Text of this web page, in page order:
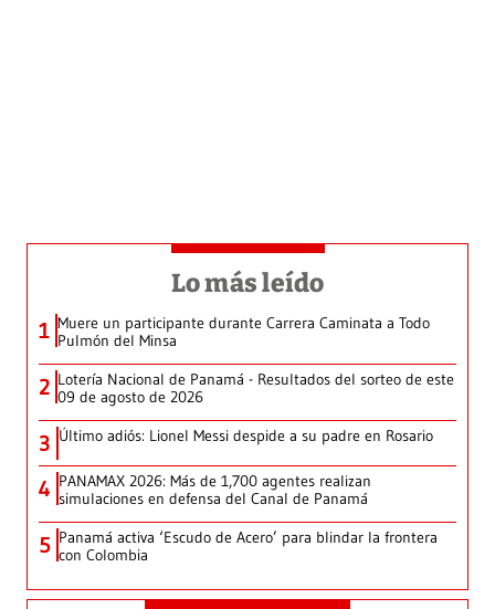
Lo más leído
1 Muere un participante durante Carrera Caminata a Todo
Pulmón del Minsa
2 Lotería Nacional de Panamá - Resultados del sorteo de este
09 de agosto de 2026
3 Último adiós: Lionel Messi despide a su padre en Rosario
4 PANAMAX 2026: Más de 1,700 agentes realizan
simulaciones en defensa del Canal de Panamá
5 Panamá activa ‘Escudo de Acero’ para blindar la frontera
con Colombia